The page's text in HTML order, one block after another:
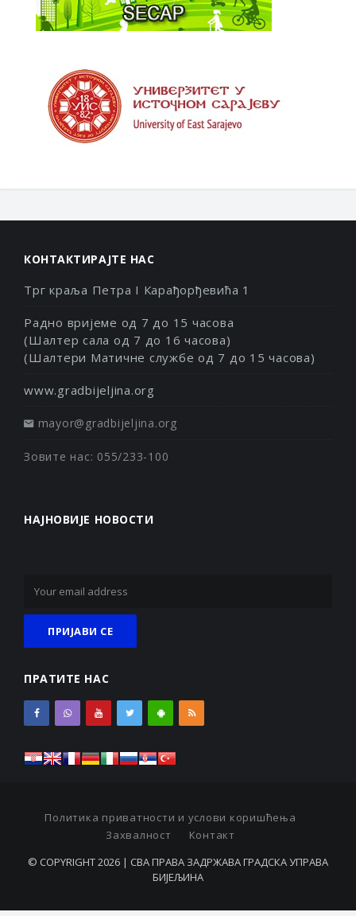
КОНТАКТИРАЈТЕ НАС
Трг краља Петра I Карађорђевића 1
Радно вријеме од 7 до 15 часова
(Шалтер сала од 7 до 16 часова)
(Шалтери Матичне службе од 7 до 15 часова)
www.gradbijeljina.org
mayor@gradbijeljina.org
Зовите нас: 055/233-100
НАЈНОВИЈЕ НОВОСТИ
ПРАТИТЕ НАС
Политика приватности и услови коришћења
Захвалност
Контакт
© COPYRIGHT 2026 | СВА ПРАВА ЗАДРЖАВА ГРАДСКА УПРАВА
БИЈЕЉИНА